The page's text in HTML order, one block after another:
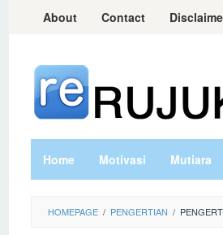
About Contact
Home Motivasi Mutiara
HOMEPAGE / PENGERTIAN /